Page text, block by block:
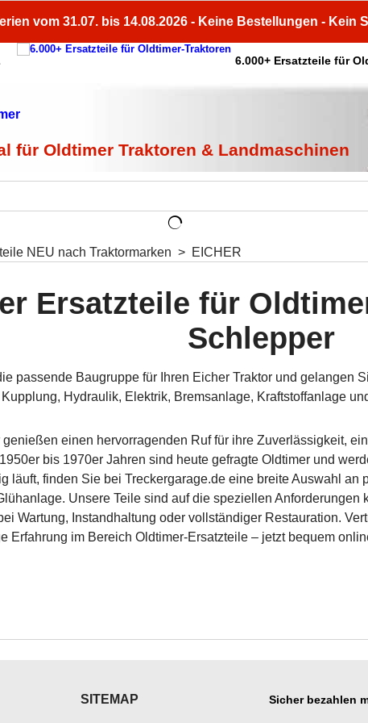
vom 31.07. bis 14.08.2026 - Keine Bestellungen - Kein
6.000+ Ersatzteile für
für Oldtimer Traktoren & Landmaschinen
NEU nach Traktormarken > EICHER
Ersatzteile für
Schlepper
passende Baugruppe für Ihren Eicher Traktor und gelangen
Kupplung, Hydraulik, Elektrik, Bremsanlage, Kraftstoffanlage
einen hervorragenden Ruf für ihre Zuverlässigkeit,
bis 1970er Jahren sind heute gefragte Oldtimer und
läuft, finden Sie bei Treckergarage.de eine breite Auswahl an
Unsere Teile sind auf die speziellen Anforderungen
Wartung, Instandhaltung oder vollständiger Restauration.
Erfahrung im Bereich Oldtimer-Ersatzteile – jetzt bequem
SITEMAP
Sicher bezahlen